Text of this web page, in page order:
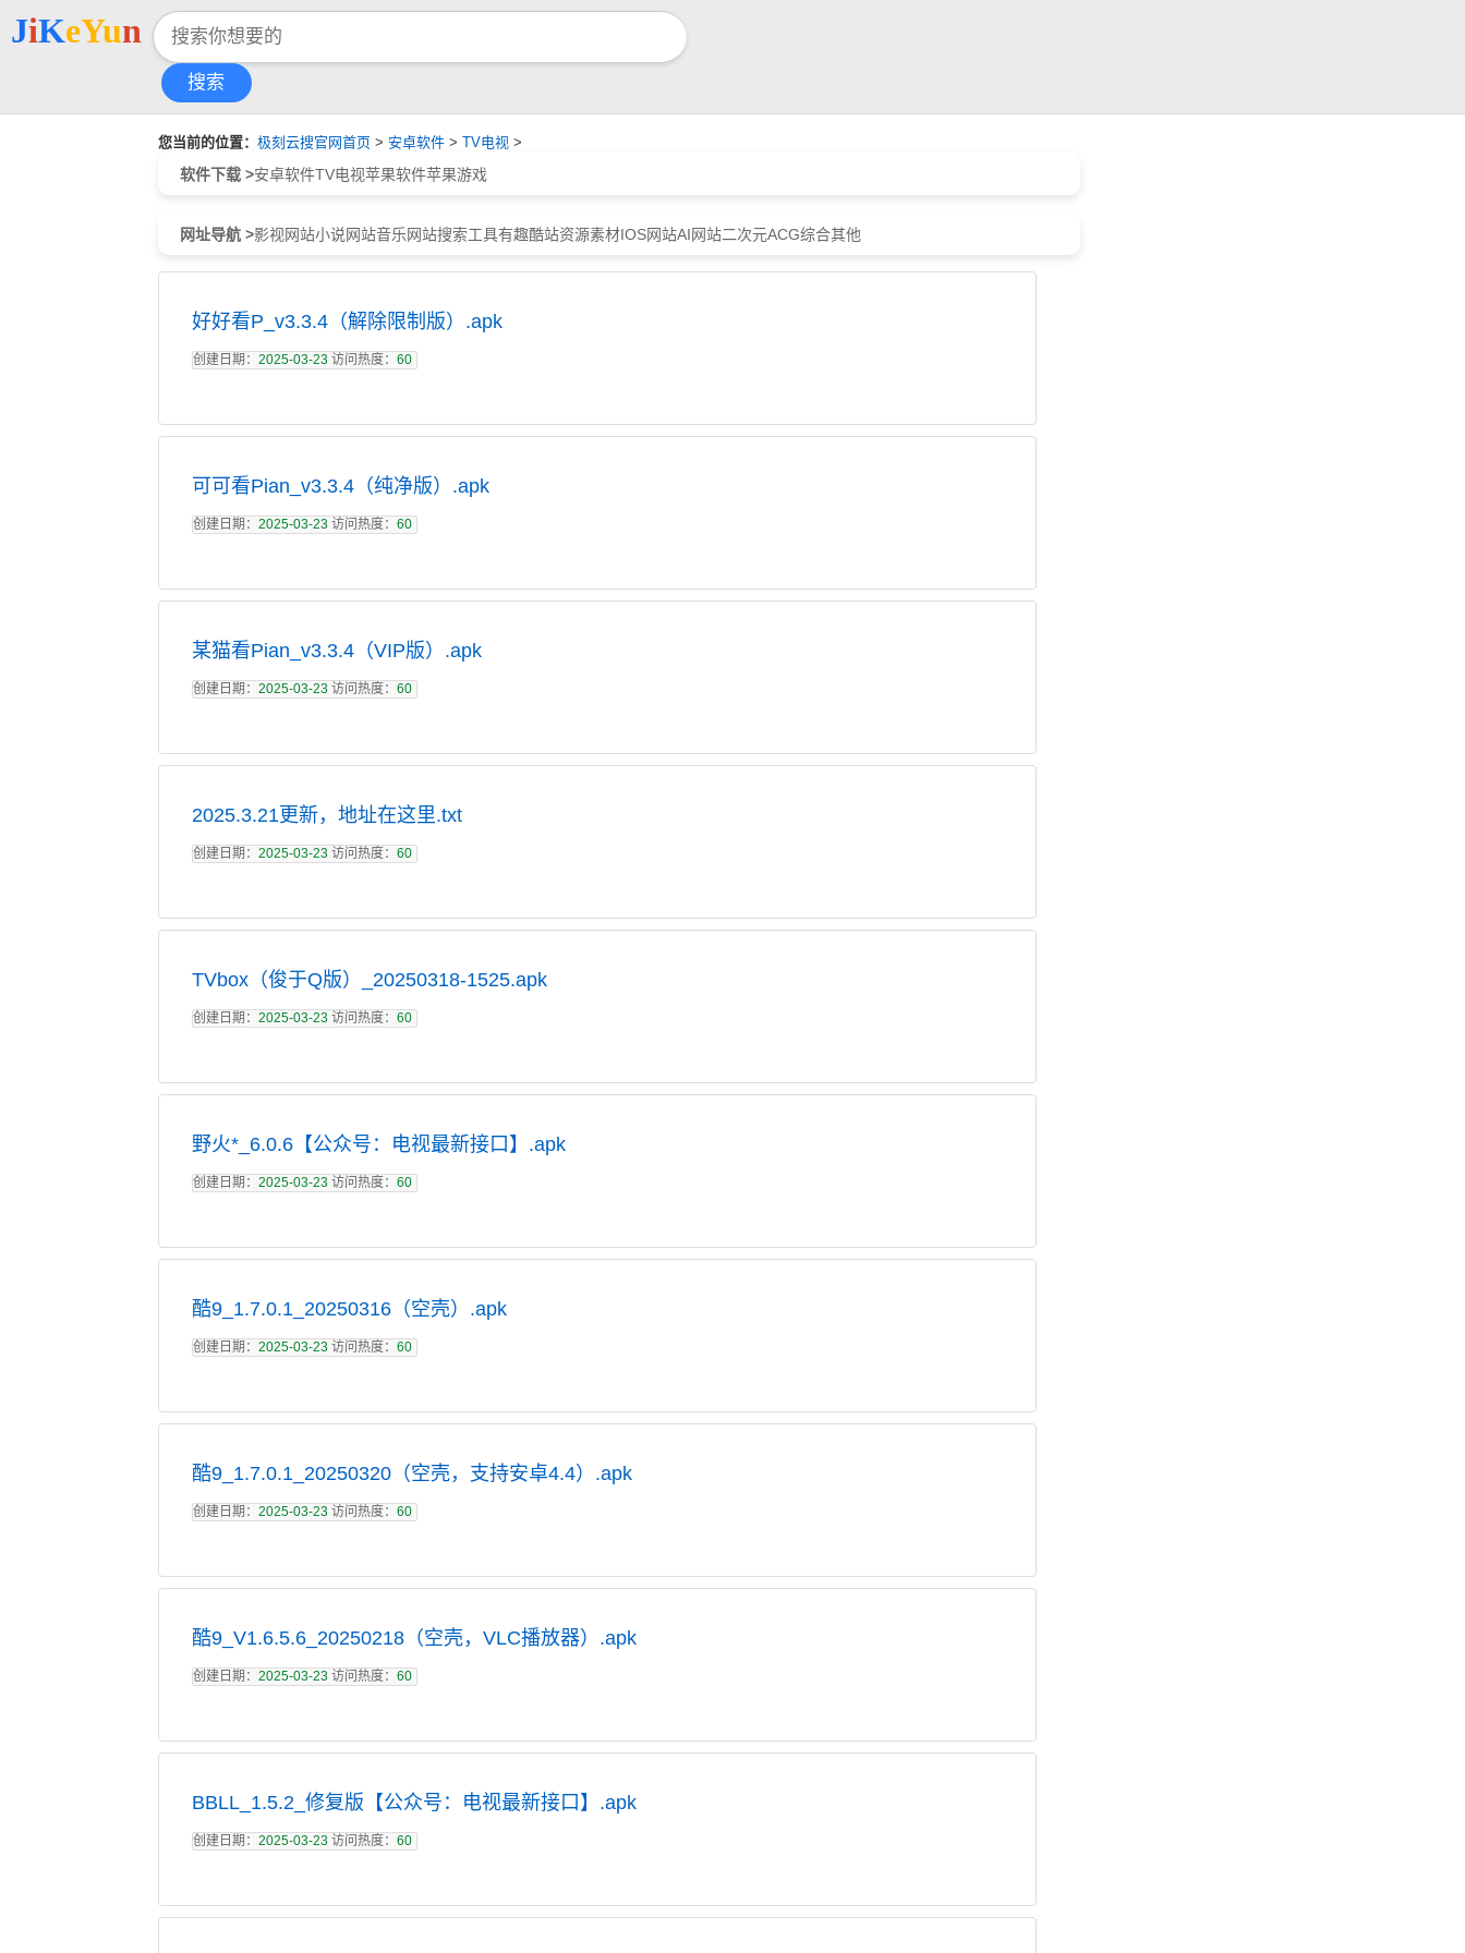
JiKeYun
您当前的位置： 极刻云搜官网首页 > 安卓软件 > TV电视 >
软件下载 >安卓软件TV电视苹果软件苹果游戏
网址导航 >影视网站小说网站音乐网站搜索工具有趣酷站资源素材IOS网站AI网站二次元ACG综合其他
好好看P_v3.3.4（解除限制版）.apk
创建日期： 2025-03-23 访问热度： 60
可可看Pian_v3.3.4（纯净版）.apk
创建日期： 2025-03-23 访问热度： 60
某猫看Pian_v3.3.4（VIP版）.apk
创建日期： 2025-03-23 访问热度： 60
2025.3.21更新，地址在这里.txt
创建日期： 2025-03-23 访问热度： 60
TVbox（俊于Q版）_20250318-1525.apk
创建日期： 2025-03-23 访问热度： 60
野火*_6.0.6【公众号：电视最新接口】.apk
创建日期： 2025-03-23 访问热度： 60
酷9_1.7.0.1_20250316（空壳）.apk
创建日期： 2025-03-23 访问热度： 60
酷9_1.7.0.1_20250320（空壳，支持安卓4.4）.apk
创建日期： 2025-03-23 访问热度： 60
酷9_V1.6.5.6_20250218（空壳，VLC播放器）.apk
创建日期： 2025-03-23 访问热度： 60
BBLL_1.5.2_修复版【公众号：电视最新接口】.apk
创建日期： 2025-03-23 访问热度： 60